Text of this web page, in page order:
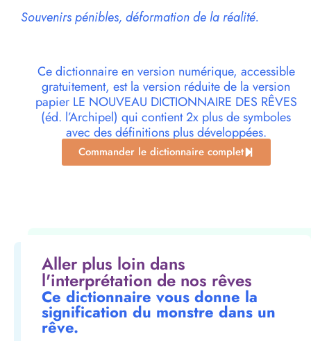
Souvenirs pénibles, déformation de la réalité.
Ce dictionnaire en version numérique, accessible
gratuitement, est la version réduite de la version
papier LE NOUVEAU DICTIONNAIRE DES RÊVES
(éd. l’Archipel) qui contient 2x plus de symboles
avec des définitions plus développées.
Commander le dictionnaire complet
Aller plus loin dans
l'interprétation de nos rêves
Ce dictionnaire vous donne la
signification du monstre dans un
rêve.